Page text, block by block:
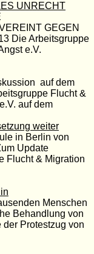
UNRECHT
GEGEN
Die Arbeitsgruppe
e.V.
auf dem
Flucht &
auf dem
weiter
in Berlin von
Update
Flucht & Migration
Menschen
Behandlung von
der Protestzug von